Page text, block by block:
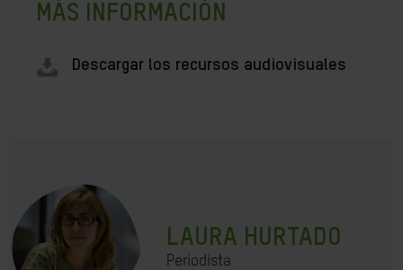
MÁS INFORMACIÓN
Descargar los recursos audiovisuales
LAURA HURTADO
Periodista